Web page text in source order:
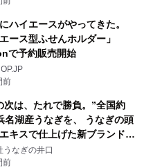
ハイエースがやってきた。
エース型ふせんホルダー」
で予約販売開始
前
次は、たれで勝負。”全国約
名湖産うなぎを、 うなぎの頭
キスで仕上げた新ブランド
誉」誕生
うなぎの井口
前